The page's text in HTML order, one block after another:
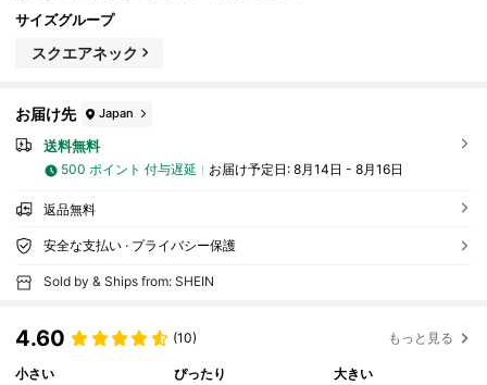
サイズグループ
スクエアネック
お届け先 Japan
送料無料
500 ポイント 付与遅延 お届け予定日: 8月14日 - 8月16日
返品無料
安全な支払い · プライバシー保護
Sold by & Ships from: SHEIN
4.60 (10) もっと見る
小さい
ぴったり
大きい